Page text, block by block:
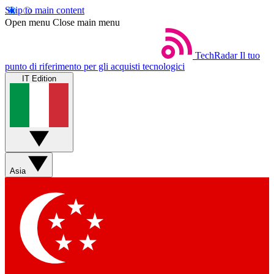
Skip to main content
Open menu Close main menu
TechRadar Il tuo
punto di riferimento per gli acquisti tecnologici
IT Edition
Asia